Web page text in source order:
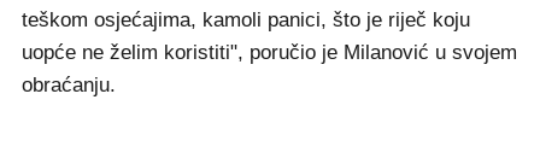
teškom osjećajima, kamoli panici, što je riječ koju
uopće ne želim koristiti", poručio je Milanović u svojem
obraćanju.